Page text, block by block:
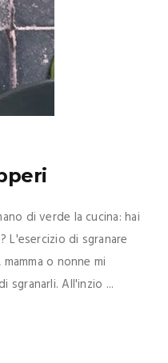
di verde la cucina: hai
di sgranare
o nonne mi
All'inzio ...